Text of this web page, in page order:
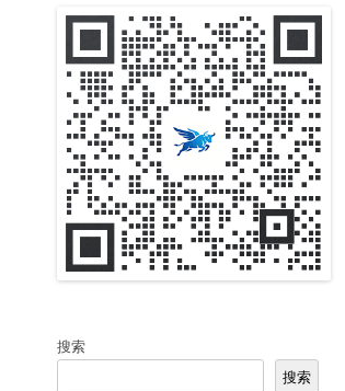
搜索
搜索